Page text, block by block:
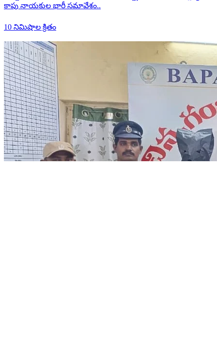
కాపు నాయకుల భారీ సమావేశం..
10 నిమిషాల క్రితం